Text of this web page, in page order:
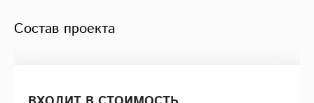
Состав проекта